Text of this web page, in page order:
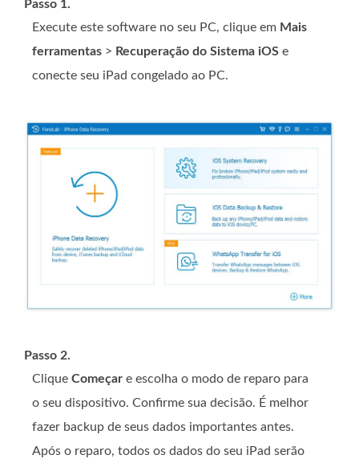
Passo 1.
Execute este software no seu PC, clique em Mais
ferramentas > Recuperação do Sistema iOS e
conecte seu iPad congelado ao PC.
Passo 2.
Clique Começar e escolha o modo de reparo para
o seu dispositivo. Confirme sua decisão. É melhor
fazer backup de seus dados importantes antes.
Após o reparo, todos os dados do seu iPad serão